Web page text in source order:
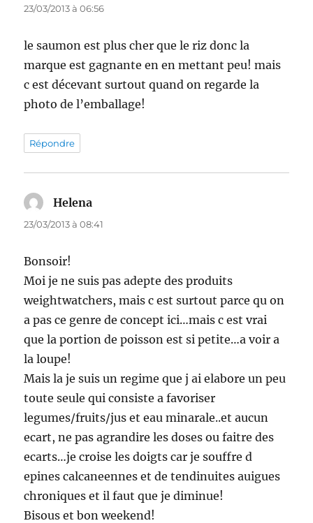
23/03/2013 à 06:56
le saumon est plus cher que le riz donc la
marque est gagnante en en mettant peu! mais
c est décevant surtout quand on regarde la
photo de l’emballage!
Répondre
Helena
23/03/2013 à 08:41
Bonsoir!
Moi je ne suis pas adepte des produits
weightwatchers, mais c est surtout parce qu on
a pas ce genre de concept ici…mais c est vrai
que la portion de poisson est si petite…a voir a
la loupe!
Mais la je suis un regime que j ai elabore un peu
toute seule qui consiste a favoriser
legumes/fruits/jus et eau minarale..et aucun
ecart, ne pas agrandire les doses ou faitre des
ecarts…je croise les doigts car je souffre d
epines calcaneennes et de tendinuites auigues
chroniques et il faut que je diminue!
Bisous et bon weekend!